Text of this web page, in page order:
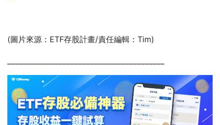
(圖片來源：ETF存股計畫/責任編輯：Tim)